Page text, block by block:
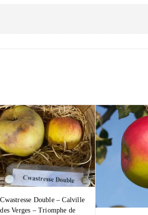
Cwastresse Double – Calville
des Verges – Triomphe de